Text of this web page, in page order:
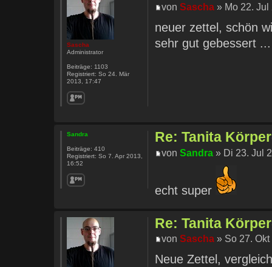
vonSascha » Mo 22. Jul
neuer zettel, schön
sehr gut gebessert
Sascha
Administrator
Beiträge: 1103
Registriert: So 24. Mär
2013, 17:47
Re: Tanita
vonSandra » Di 23. Jul
echt super
Sandra
Beiträge: 410
Registriert: So 7. Apr 2013,
16:52
Re: Tanita
vonSascha » So 27.
Neue Zettel,